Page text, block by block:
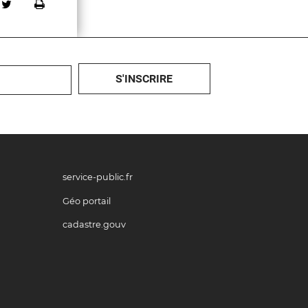
sur Facebook
Partager sur Twitter
service-public.fr
Géo portail
cadastre.gouv